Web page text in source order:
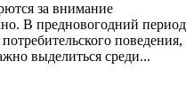
за внимание
В предновогодний период
поведения,
выделиться среди...